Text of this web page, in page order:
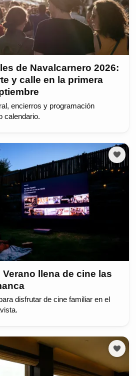
de Navalcarnero 2026:
y calle en la primera
encierros y programación
calendario.
llena de cine las
disfrutar de cine familiar en el